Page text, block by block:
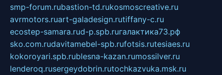
smp-forum.rubastion-td.rukosmoscreative.ru
avrmotors.ruart-galadesign.rutiffany-c.ru
ecostep-samara.rud-p.spb.ruгалактика73.рф
sko.com.rudavitamebel-spb.rufotsis.rutesiaes.ru
kokoroyari.spb.rublesna-kazan.rumossilver.ru
lenderoq.rusergeydobrin.rutochkazvuka.msk.ru